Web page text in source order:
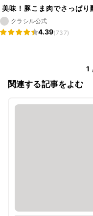
美味！豚こま肉でさっぱり
クラシル公式
4.39(737)
1
関連する記事をよむ